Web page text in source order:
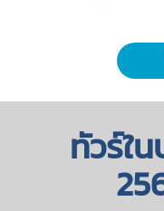
ทัวร์ใ